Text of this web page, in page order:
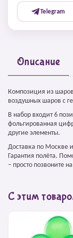
Telegram
Описание
Композиция из
воздушных шаров с
В набор входит 6
фольгированная
другие элементы.
Доставка по Москве
Гарантия полёта.
– просто позвоните
С этим